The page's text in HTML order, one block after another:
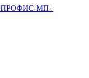
ПРОФИС-МП+